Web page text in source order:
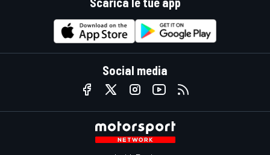
Social media